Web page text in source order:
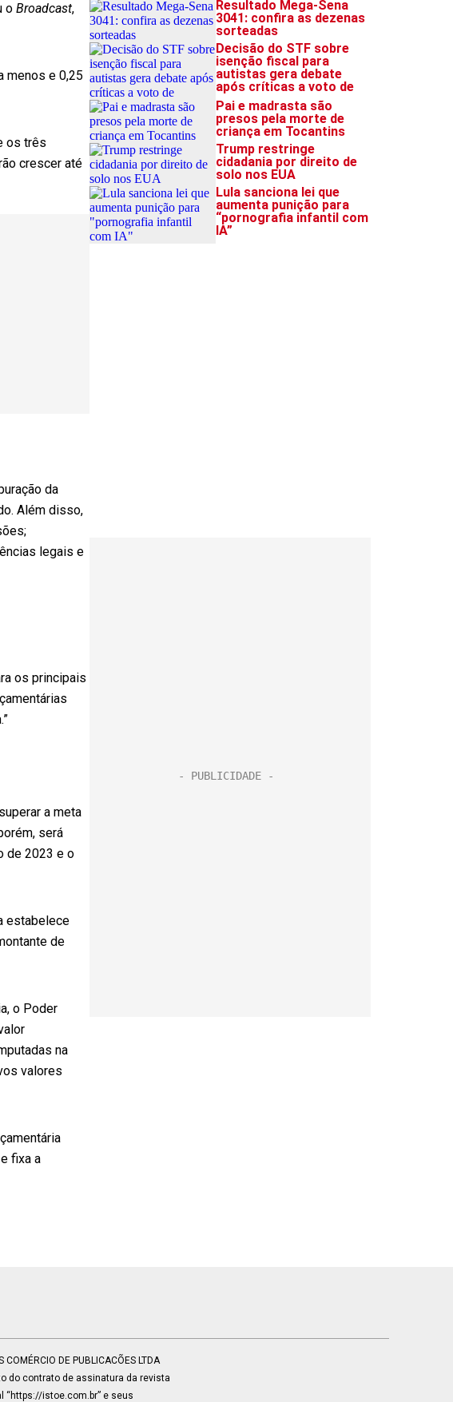
o Broadcast,
menos e 0,25
os três
crescer até
da
Além disso,
legais e
os principais
a meta
será
de 2023 e o
estabelece
de
o Poder
na
valores
fixa a
DE PUBLICACÕES LTDA
do contrato de assinatura da revista
“https://istoe.com.br” e seus